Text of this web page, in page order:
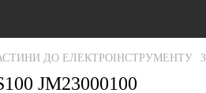
ДО ЕЛЕКТРОІНСТРУМЕНТУ
JM23000100